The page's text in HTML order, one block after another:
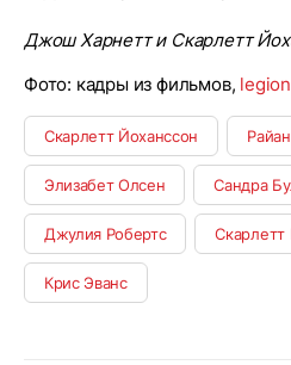
Джош Харнетт и Скарлетт
Фото: кадры из фильмов,
Скарлетт Йоханссон
Элизабет Олсен Сандра
Джулия Робертс Скарлетт
Крис Эванс